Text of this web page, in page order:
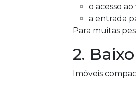
o acesso
a entrada
Para muitas
2.
Imóveis